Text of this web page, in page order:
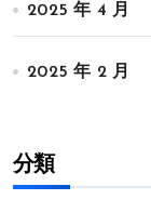
2025 年 4 月
2025 年 2 月
分類